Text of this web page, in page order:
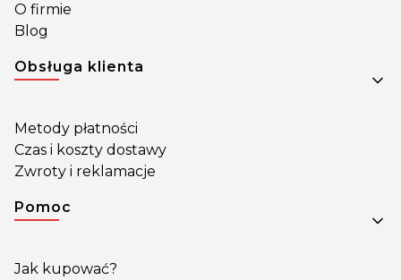
O firmie
Blog
Obsługa klienta
Metody płatności
Czas i koszty dostawy
Zwroty i reklamacje
Pomoc
Jak kupować?